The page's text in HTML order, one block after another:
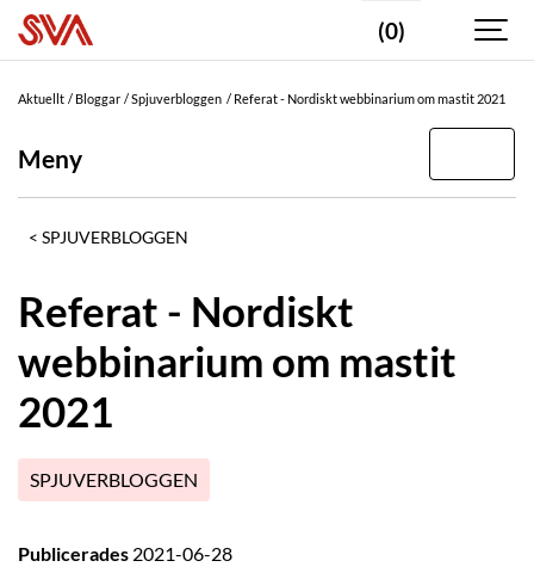
(0)
Aktuellt Bloggar Spjuverbloggen Referat - Nordiskt webbinarium om mastit 2021
Meny
SPJUVERBLOGGEN
Referat - Nordiskt
webbinarium om mastit
2021
SPJUVERBLOGGEN
Publicerades 2021-06-28